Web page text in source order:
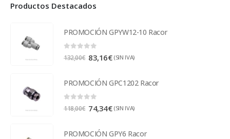
Productos Destacados
PROMOCIÓN GPYW12-10 Racor
0 out of 5
132,00€ 83,16€ (SIN IVA)
PROMOCIÓN GPC1202 Racor
0 out of 5
118,00€ 74,34€ (SIN IVA)
PROMOCIÓN GPY6 Racor